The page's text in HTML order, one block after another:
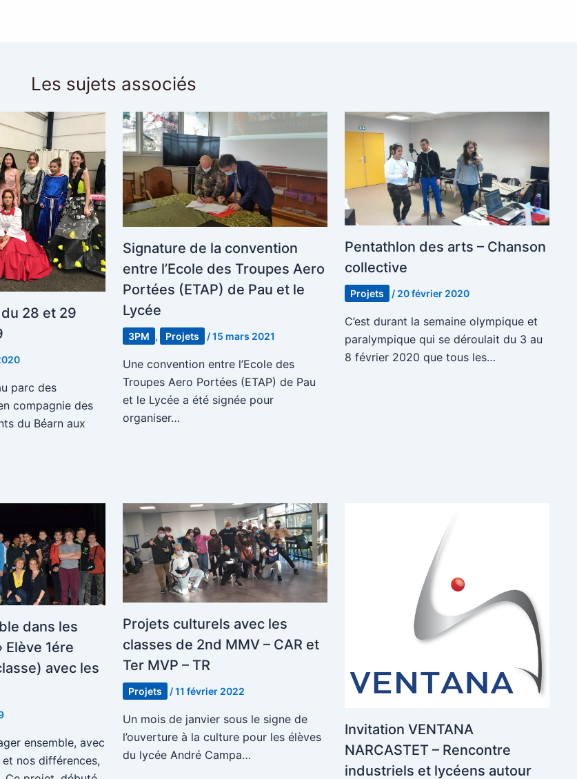
Les sujets associés
28 et 29
parc des
compagnie des
du Béarn aux
Signature de la convention
entre l’Ecole des Troupes Aero
Portées (ETAP) de Pau et le
Lycée
3PM , Projets /15 mars 2021
Une convention entre l’Ecole des
Troupes Aero Portées (ETAP) de Pau
et le Lycée a été signée pour
organiser…
Pentathlon des arts – Chanson
collective
Projets / 20 février 2020
C’est durant la semaine olympique et
paralympique qui se déroulait du 3 au
8 février 2020 que tous les…
dans les
1ére
avec les
ensemble, avec
nos différences,
Projets culturels avec les
classes de 2nd MMV – CAR et
Ter MVP – TR
Projets /11 février 2022
Un mois de janvier sous le signe de
l’ouverture à la culture pour les élèves
du lycée André Campa…
Invitation VENTANA
NARCASTET – Rencontre
industriels et lycéens autour